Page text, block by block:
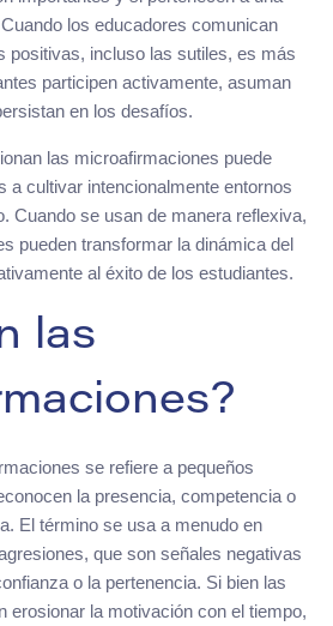
los educadores comunican
positivas, incluso las sutiles, es más
participen activamente, asuman
en los desafíos.
las microafirmaciones puede
a cultivar intencionalmente entornos
Cuando se usan de manera reflexiva,
pueden transformar la dinámica del
al éxito de los estudiantes.
las
se refiere a pequeños
la presencia, competencia o
El término se usa a menudo en
que son señales negativas
o la pertenencia. Si bien las
erosionar la motivación con el tiempo,